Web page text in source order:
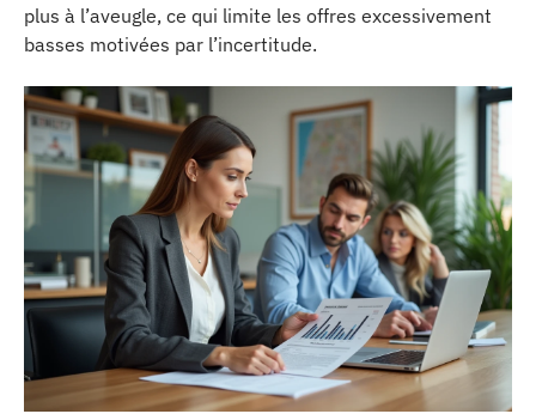
plus à l’aveugle, ce qui limite les offres excessivement
basses motivées par l’incertitude.